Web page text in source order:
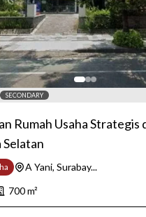
SECONDARY
Rumah Usaha Strategis
Selatan
A Yani, Surabay...
700m²